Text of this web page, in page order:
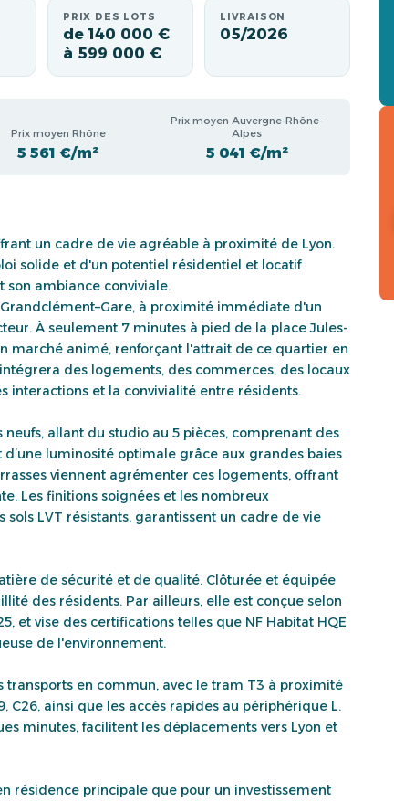
PRIX DES LOTS
de 140 000 €
à 599 000 €
LIVRAISON
05/2026
Prix moyen Rhône
5 561 €/m²
Prix moyen Auvergne-Rhône-
Alpes
5 041 €/m²
un cadre de vie agréable à proximité de Lyon.
solide et d'un potentiel résidentiel et locatif
ambiance conviviale.
à proximité immédiate d'un
À seulement 7 minutes à pied de la place Jules-
marché animé, renforçant l'attrait de ce quartier en
des logements, des commerces, des locaux
interactions et la convivialité entre résidents.
allant du studio au 5 pièces, comprenant des
luminosité optimale grâce aux grandes baies
viennent agrémenter ces logements, offrant
Les finitions soignées et les nombreux
LVT résistants, garantissent un cadre de vie
de sécurité et de qualité. Clôturée et équipée
des résidents. Par ailleurs, elle est conçue selon
et vise des certifications telles que NF Habitat HQE
de l'environnement.
transports en commun, avec le tram T3 à proximité
C26, ainsi que les accès rapides au périphérique L.
minutes, facilitent les déplacements vers Lyon et
résidence principale que pour un investissement